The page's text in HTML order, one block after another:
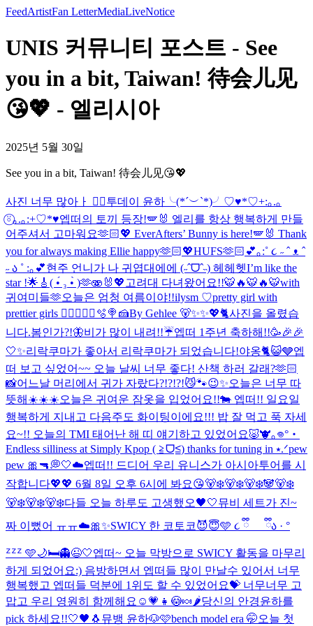
FeedArtistFan LetterMediaLiveNotice
UNIS 커뮤니티 포스트 - See
you in a bit, Taiwan! 待会儿见
😘💖 - 엘리시아
2025년 5월 30일
See you in a bit, Taiwan! 待会儿见😘💖
사진 너무 많아ㅏ 😵‍💫투데이 윤하╰(*´︶`*)╯♡♥*♡+:｡.｡
⍤⃝｡.｡:+♡*♥엡떠의 토끼 등장!🪽🐰 엘리를 항상 행복하게 만들
어주셔서 고마워요🫶🏻💖 EverAfters’ Bunny is here!🪽🐰 Thank
you for always making Ellie happy🫶🏻💖HUFS🫶🏻 💕｡:˚ ૮ ˶ ˆ ᴥ ˆ
˶ ა ˚ :｡💕현주 언니가 나 귀엽대에에 (˶ˆᗜˆ˵) 헤헤헷I’m like the
star !🌟🎸 ( •́ ₃ •̀ )🫶🫨🐰💖 고려대 다녀왔어요!!🐯🔥🐯🔥🐯with
귀여미들🫶오늘은 엄청 여름이야!!ilysm ♡pretty girl with
prettier girls 😮‍💨 🧑‍🍳🐰🫧🍭🍰By Gehlee 🐻✨✨💖🐈사진을 올렸습
니다.봄인가?!🦋비가 많이 내려!!☔️엡떠 1주년 축하해!!🥳🎉🎉
🤍✨리락쿠마가 좋아서 리락쿠마가 되었습니다!야옹🐈😺🩶엡
떠 보고 싶었어~~ 오늘 날씨 너무 좋다! 산책 하러 갈래?🫶🏻
📸어느날 머리에서 귀가 자랐다?!?!?!😼🐾😉✨오늘은 너무 따
뜻해☀️☀️☀️오늘은 귀여운 잠옷을 입었어요!!🐄 엡떠!! 일요일
행복하게 지내고 다음주도 화이팅이에요!!! 밥 잘 먹고 푹 자세
요~!! 오늘의 TMI 태어난 해 띠 얘기하고 있었어요🐷🐮｡𖦹°‧
Endless silliness at Simply Kpop ( ≧ᗜ≦) thanks for tuning in ⭑.ᐟpew
pew 🎀🔫💭🤍☁️엡떠!! 드디어 우리 유니스가 아시아투어를 시
작합니다💖💖 6월 8일 오후 6시에 봐요😘🐻‍❄️🐻‍❄️🐻‍❄️🐼🐻‍❄️
🐻‍❄️🐻‍❄️🐻‍❄️다들 오늘 하루도 고생했오🖤🤍뮤비 세트가 진~
짜 이뻤어 ㅠㅠ☁️🎀✨SWICY 한 코토코😈😇🩵 ૮ ྀི_ _ ྀིა · °
ᙆᙆᙆ 🩵🌙🛏️👻😉🤍엡떠~ 오늘 막방으로 SWICY 활동을 마무리
하게 되었어요:) 음방하면서 엡떠들 많이 만날수 있어서 너무
행복했고 엡떠들 덕분에 1위도 할 수 있었어요💝 너무너무 고
맙고 우리 영원히 함께해요☺️💗 👧😳🍬🌶️당신의 안경윤하를
pick 하세요!!🤍🖤🐧 뮤뱅 윤하🐶🩷bench model era 🤭오늘 첫